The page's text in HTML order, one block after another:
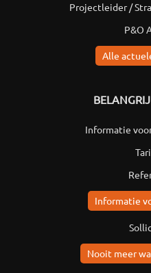
Projectleider /
P&O
Alle
Informatie
Informatie
Nooit meer